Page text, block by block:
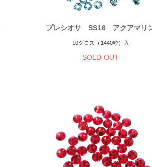
プレシオサ SS16 アクアマリ
10グロス（1440粒）入
SOLD OUT